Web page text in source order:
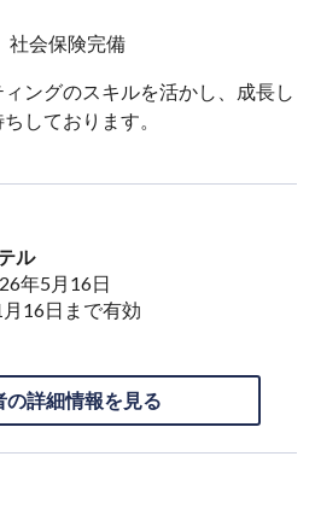
社会保険完備
ングのスキルを活かし、成長し
しております。
ル
年5月16日
16日まで有効
詳細情報を見る